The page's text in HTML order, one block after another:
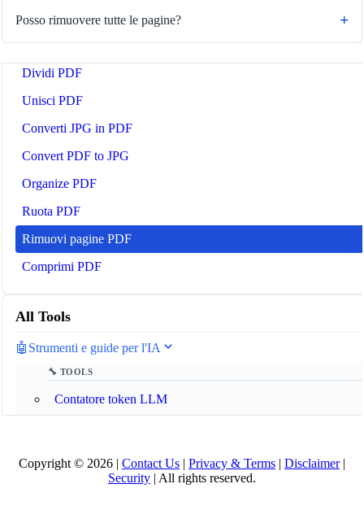
📄Strumenti PDF
🔧 TOOLS
Dividi PDF
Unisci PDF
Converti JPG in PDF
Convert PDF to JPG
Organize PDF
Ruota PDF
Rimuovi pagine PDF
Comprimi PDF
All Tools
🤖 Strumenti e guide per l'IA
🔧 TOOLS
Contatore token LLM
Glossario IA 2025
Posso rimuovere tutte le pagine?
Copyright © 2026 | Contact Us | Privacy & Terms | Disclaimer|
Security | All rights reserved.